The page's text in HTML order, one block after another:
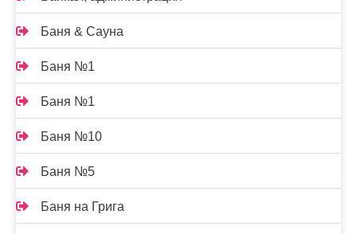
Баня & Сауна
Баня №1
Баня №1
Баня №10
Баня №5
Баня на Грига